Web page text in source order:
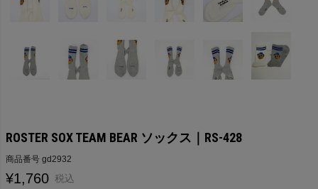
ROSTER SOX TEAM BEAR ソックス｜RS-428
商品番号 gd2932
¥1,760 税込